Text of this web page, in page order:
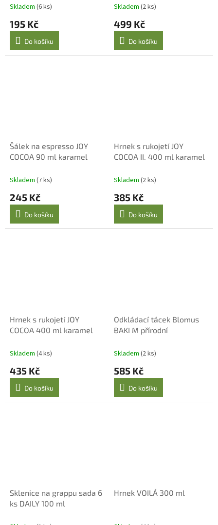
Skladem (6 ks)
195 Kč
Do košíku
Skladem (2 ks)
499 Kč
Do košíku
Šálek na espresso JOY
COCOA 90 ml karamel
Skladem (7 ks)
245 Kč
Do košíku
Hrnek s rukojetí JOY
COCOA II. 400 ml karamel
Skladem (2 ks)
385 Kč
Do košíku
Hrnek s rukojetí JOY
COCOA 400 ml karamel
Skladem (4 ks)
435 Kč
Do košíku
Odkládací tácek Blomus
BAKI M přírodní
Skladem (2 ks)
585 Kč
Do košíku
Sklenice na grappu sada 6
ks DAILY 100 ml
Hrnek VOILÁ 300 ml